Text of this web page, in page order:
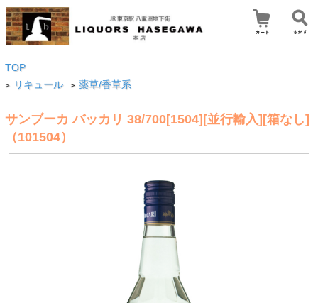
TOP
> リキュール > 薬草/香草系
サンブーカ バッカリ 38/700[1504][並行輸入][箱なし]
（101504）